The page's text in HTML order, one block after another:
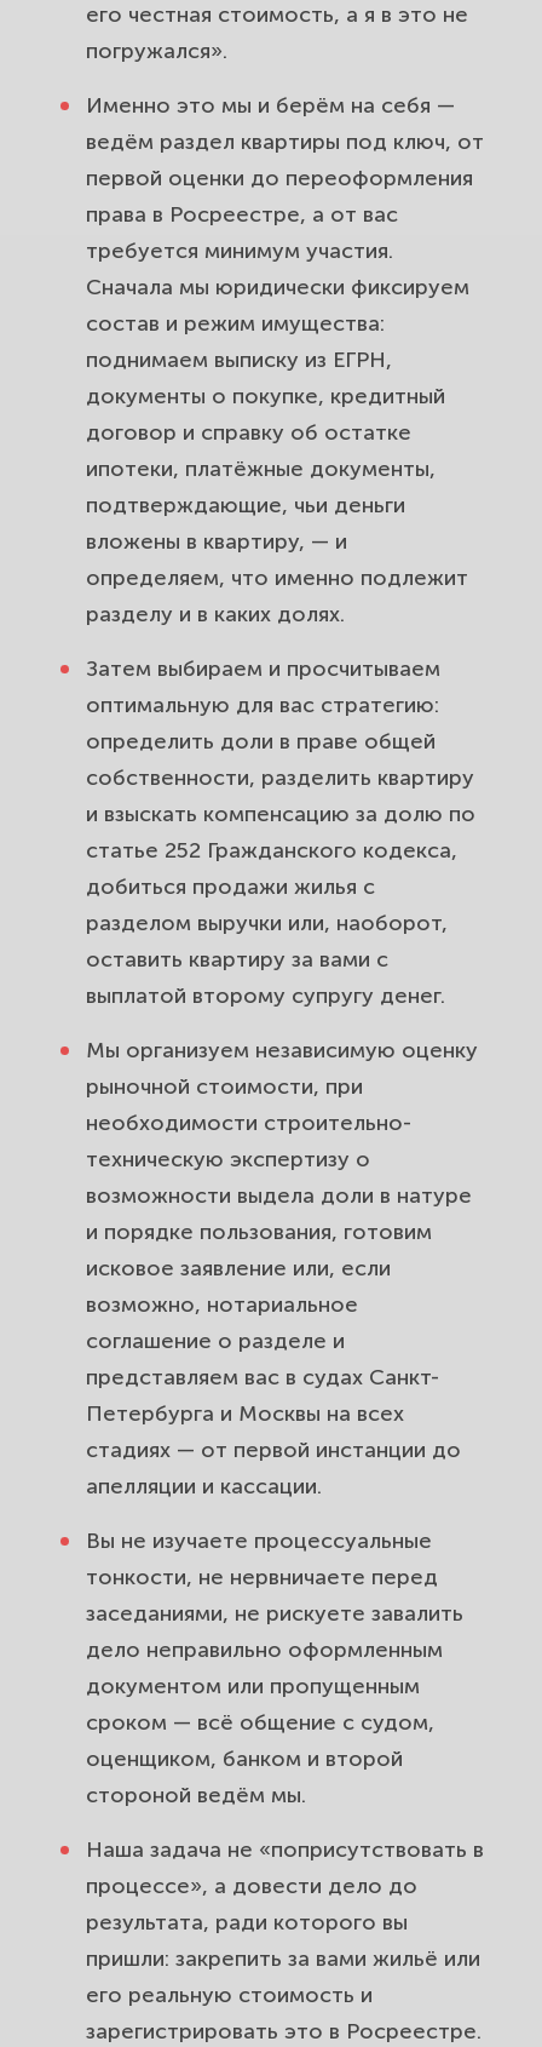
его честная стоимость, а я в это не
погружался».
Именно это мы и берём на себя —
ведём раздел квартиры под ключ, от
первой оценки до переоформления
права в Росреестре, а от вас
требуется минимум участия.
Сначала мы юридически фиксируем
состав и режим имущества:
поднимаем выписку из ЕГРН,
документы о покупке, кредитный
договор и справку об остатке
ипотеки, платёжные документы,
подтверждающие, чьи деньги
вложены в квартиру, — и
определяем, что именно подлежит
разделу и в каких долях.
Затем выбираем и просчитываем
оптимальную для вас стратегию:
определить доли в праве общей
собственности, разделить квартиру
и взыскать компенсацию за долю по
статье 252 Гражданского кодекса,
добиться продажи жилья с
разделом выручки или, наоборот,
оставить квартиру за вами с
выплатой второму супругу денег.
Мы организуем независимую оценку
рыночной стоимости, при
необходимости строительно-
техническую экспертизу о
возможности выдела доли в натуре
и порядке пользования, готовим
исковое заявление или, если
возможно, нотариальное
соглашение о разделе и
представляем вас в судах Санкт-
Петербурга и Москвы на всех
стадиях — от первой инстанции до
апелляции и кассации.
Вы не изучаете процессуальные
тонкости, не нервничаете перед
заседаниями, не рискуете завалить
дело неправильно оформленным
документом или пропущенным
сроком — всё общение с судом,
оценщиком, банком и второй
стороной ведём мы.
Наша задача не «поприсутствовать в
процессе», а довести дело до
результата, ради которого вы
пришли: закрепить за вами жильё или
его реальную стоимость и
зарегистрировать это в Росреестре.